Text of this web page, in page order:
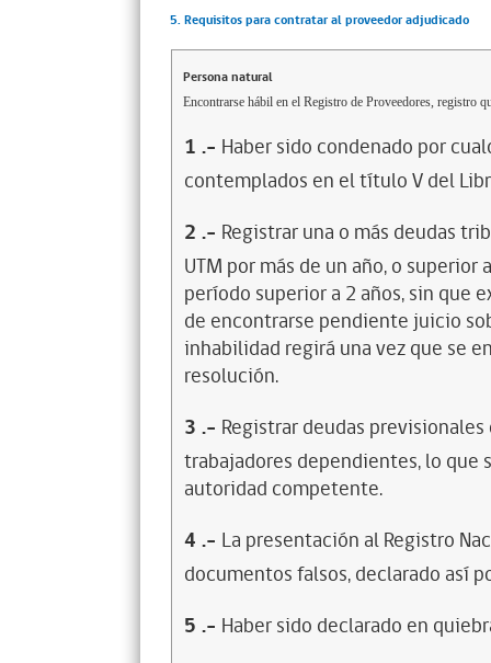
5. Requisitos para contratar al proveedor adjudicado
Persona natural
Encontrarse hábil en el Registro de Proveedores, registro
1 .- Haber sido condenado por
contemplados en el título V del
2 .- Registrar una o más deudas
UTM por más de un año, o
período superior a 2 años, sin que
de encontrarse pendiente juicio
inhabilidad regirá una vez que se
resolución.
3 .- Registrar deudas
trabajadores dependientes, lo
autoridad competente.
4 .- La presentación al Registro
documentos falsos, declarado así
5 .- Haber sido declarado en